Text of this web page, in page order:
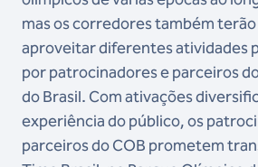
mas os corredores também
aproveitar diferentes atividades
por patrocinadores e parceiros
do Brasil. Com ativações
experiência do público, os
parceiros do COB prometem